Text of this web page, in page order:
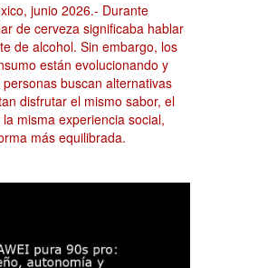
junio 2026.- Durante
de cerveza significaba hablar
de alcohol. Sin embargo, los
están evolucionando y
buscan alternativas
disfrutar el mismo sabor, el
misma experiencia social,
más equilibrada.